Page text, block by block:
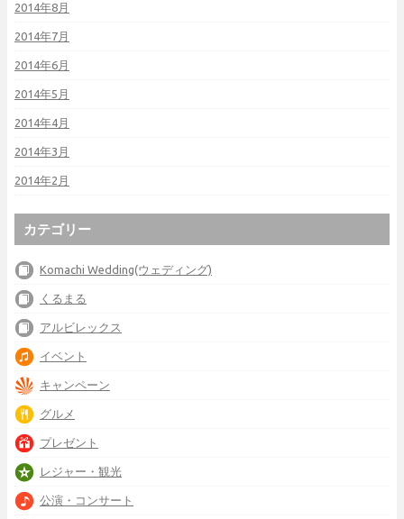
2014年8月
2014年7月
2014年6月
2014年5月
2014年4月
2014年3月
2014年2月
カテゴリー
Komachi Wedding(ウェディング)
くるまる
アルビレックス
イベント
キャンペーン
グルメ
プレゼント
レジャー・観光
公演・コンサート